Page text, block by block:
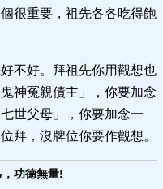
很重要，祖先各各吃得飽
不好。拜祖先你用觀想也
神冤親債主」，你要加念
世父母」，你要加念一
拜，沒牌位你要作觀想。
功德無量!